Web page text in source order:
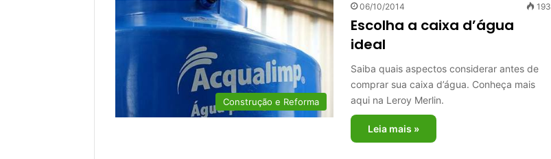
Construção e Reforma
06/10/2014 193
Escolha a caixa d’água
ideal
Saiba quais aspectos considerar antes de
comprar sua caixa d’água. Conheça mais
aqui na Leroy Merlin.
Leia mais »